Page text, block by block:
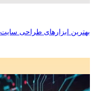
بهترین ابزارهای طراحی سایت ۲۰۲۴